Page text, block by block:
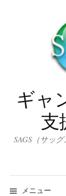
ギャ
支
SAGS（サッ
メニュー